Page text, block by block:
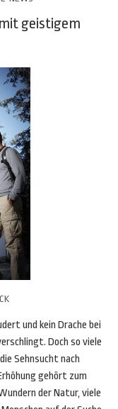
geistigem
und kein Drache bei
Doch so viele
Sehnsucht nach
gehört zum
der Natur, viele